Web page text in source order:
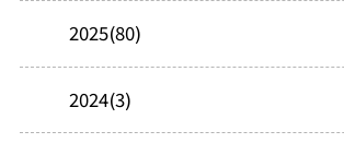
2025(80)
2024(3)